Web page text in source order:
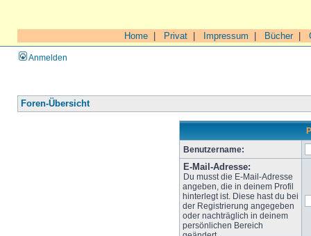
Home Privat Impressum Bücher|
Anmelden
Foren-Übersicht
Benutzername:
E-Mail-Adresse:
Du musst die E-Mail-Adresse
angeben, die in deinem Profil
hinterlegt ist. Diese hast du bei
der Registrierung angegeben
oder nachträglich in deinem
persönlichen Bereich